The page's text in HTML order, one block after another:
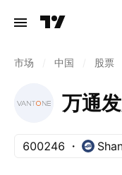
市场 中国 股票
万通
600246